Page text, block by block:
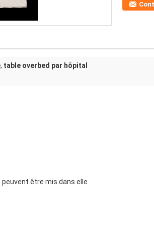
, table overbed par hôpital
être mis dans elle